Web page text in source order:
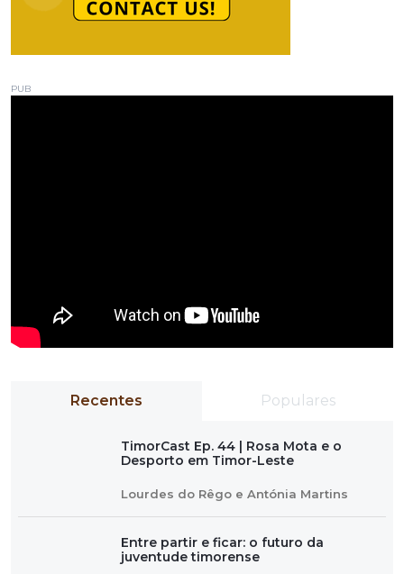
PUB
Recentes Populares
TimorCast Ep. 44 | Rosa Mota e o
Desporto em Timor-Leste
Lourdes do Rêgo e Antónia Martins
Entre partir e ficar: o futuro da
juventude timorense